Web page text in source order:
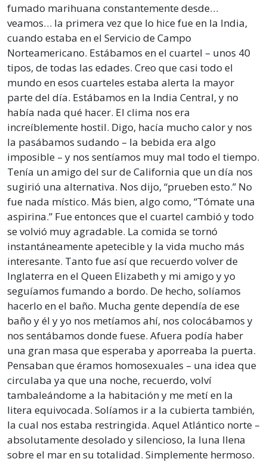
fumado marihuana constantemente desde…
veamos… la primera vez que lo hice fue en la India,
cuando estaba en el Servicio de Campo
Norteamericano. Estábamos en el cuartel – unos 40
tipos, de todas las edades. Creo que casi todo el
mundo en esos cuarteles estaba alerta la mayor
parte del día. Estábamos en la India Central, y no
había nada qué hacer. El clima nos era
increíblemente hostil. Digo, hacía mucho calor y nos
la pasábamos sudando – la bebida era algo
imposible – y nos sentíamos muy mal todo el tiempo.
Tenía un amigo del sur de California que un día nos
sugirió una alternativa. Nos dijo, “prueben esto.” No
fue nada místico. Más bien, algo como, “Tómate una
aspirina.” Fue entonces que el cuartel cambió y todo
se volvió muy agradable. La comida se tornó
instantáneamente apetecible y la vida mucho más
interesante. Tanto fue así que recuerdo volver de
Inglaterra en el Queen Elizabeth y mi amigo y yo
seguíamos fumando a bordo. De hecho, solíamos
hacerlo en el baño. Mucha gente dependía de ese
baño y él y yo nos metíamos ahí, nos colocábamos y
nos sentábamos donde fuese. Afuera podía haber
una gran masa que esperaba y aporreaba la puerta.
Pensaban que éramos homosexuales – una idea que
circulaba ya que una noche, recuerdo, volví
tambaleándome a la habitación y me metí en la
litera equivocada. Solíamos ir a la cubierta también,
la cual nos estaba restringida. Aquel Atlántico norte –
absolutamente desolado y silencioso, la luna llena
sobre el mar en su totalidad. Simplemente hermoso.